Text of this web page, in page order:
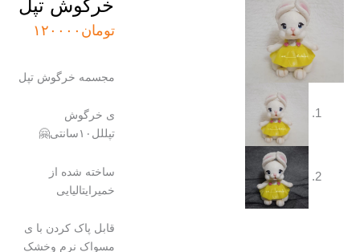
خرگوش تپل
تومان۱۲۰۰۰۰
مجسمه خرگوش تپل
ی خرگوش
ساخته شده از
خمیرایتالیایی
قابل پاک کردن با ی
مسواک نرم وخشک